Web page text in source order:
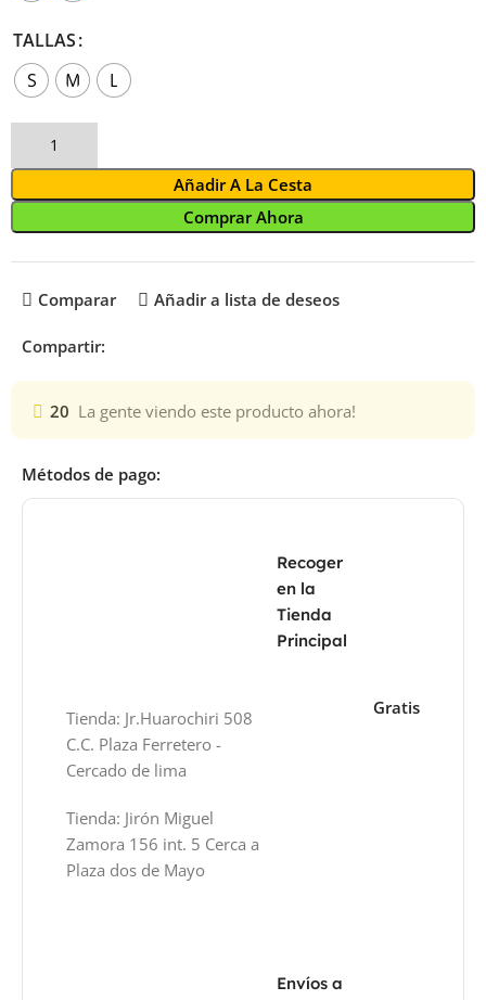
TALLAS
S
M L
Añadir A La Cesta
Comprar Ahora
Comparar Añadir a lista de deseos
Compartir:
20 La gente viendo este producto ahora!
Métodos de pago:
Recoger
en la
Tienda
Principal
Tienda: Jr.Huarochiri 508
C.C. Plaza Ferretero -
Cercado de lima
Tienda: Jirón Miguel
Zamora 156 int. 5 Cerca a
Plaza dos de Mayo
Gratis
Envíos a